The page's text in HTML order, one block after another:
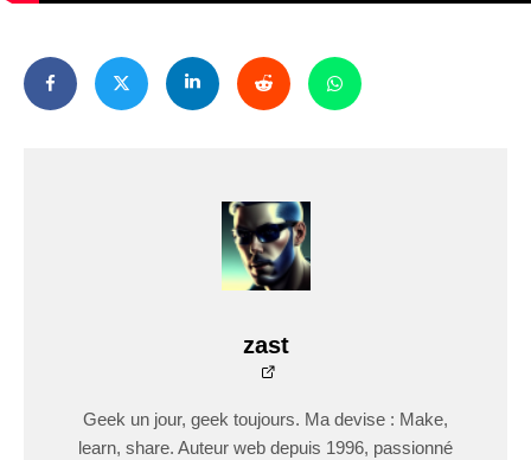
zast
Geek un jour, geek toujours. Ma devise : Make,
learn, share. Auteur web depuis 1996, passionné